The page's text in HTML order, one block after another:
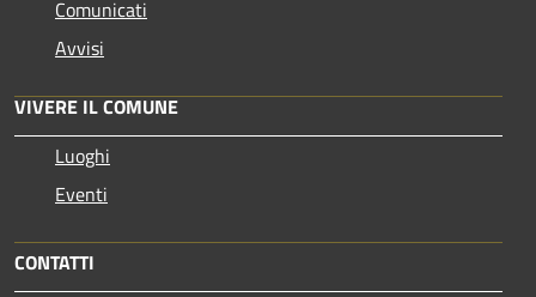
Comunicati
Avvisi
VIVERE IL COMUNE
Luoghi
Eventi
CONTATTI